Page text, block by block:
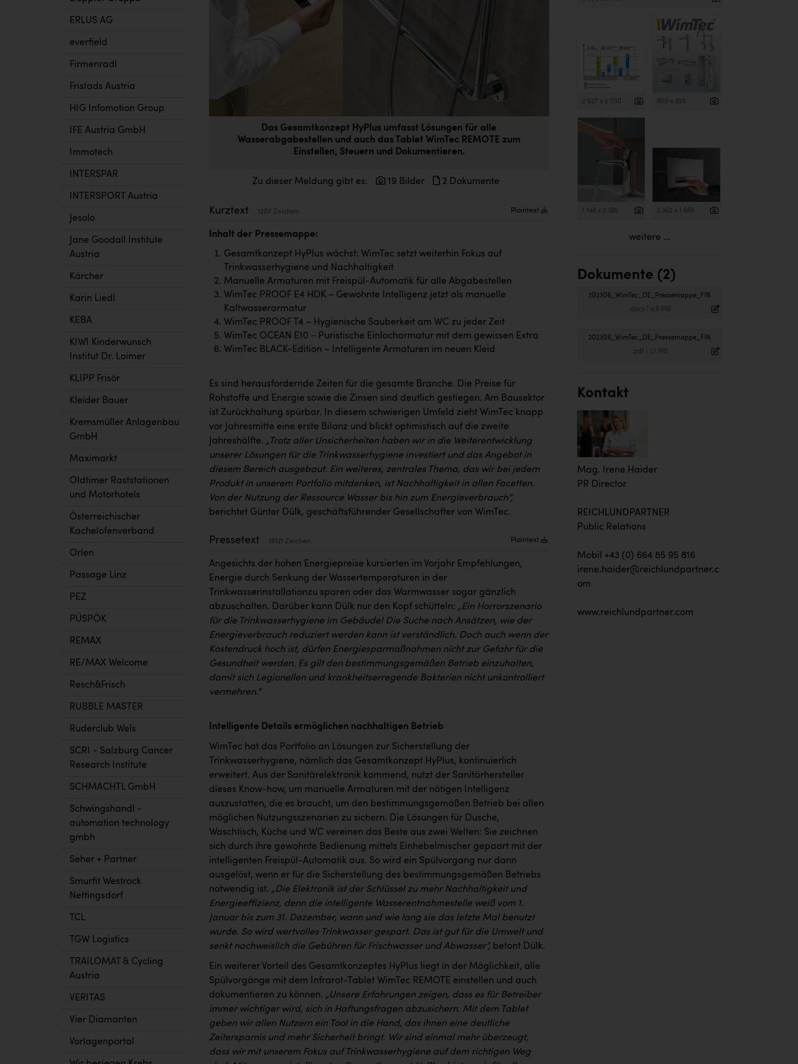
ERLUS AG
everfield
Firmenradl
Fristads Austria
HIG Infomotion Group
IFE Austria GmbH
Immotech
INTERSPAR
INTERSPORT Austria
Jesolo
Jane Goodall Institute
Austria
Kärcher
Karin Liedl
KEBA
KIWI Kinderwunsch
Institut Dr. Loimer
KLIPP Frisör
Kleider Bauer
Kremsmüller Anlagenbau
GmbH
Maximarkt
Oldtimer Raststationen
und Motorhotels
Österreichischer
Kachelofenverband
Orlen
Passage Linz
PEZ
PÜSPÖK
REMAX
RE/MAX Welcome
Resch&Frisch
RUBBLE MASTER
Ruderclub Wels
SCRI - Salzburg Cancer
Research Institute
SCHMACHTL GmbH
Schwingshandl -
automation technology
gmbh
Seher + Partner
Smurfit Westrock
Nettingsdorf
TCL
TGW Logistics
TRAILOMAT & Cycling
Austria
VERITAS
Vier Diamanten
Vorlagenportal
Das Gesamtkonzept HyPlus umfasst Lösungen für alle
Wasserabgabestellen und auch das Tablet WimTec REMOTE zum
Einstellen, Steuern und Dokumentieren.
Zu dieser Meldung gibt es: 19 Bilder 2 Dokumente
Kurztext 1207 Zeichen Plaintext
Inhalt der Pressemappe:
Gesamtkonzept HyPlus wächst: WimTec setzt weiterhin Fokus auf
Trinkwasserhygiene und Nachhaltigkeit
Manuelle Armaturen mit Freispül-Automatik für alle Abgabestellen
WimTec PROOF E4 HDK – Gewohnte Intelligenz jetzt als manuelle
Kaltwasserarmatur
WimTec PROOF T4 – Hygienische Sauberkeit am WC zu jeder Zeit
WimTec OCEAN E10 – Puristische Einlocharmatur mit dem gewissen Extra
WimTec BLACK-Edition – Intelligente Armaturen im neuen Kleid
Es sind herausfordernde Zeiten für die gesamte Branche. Die Preise für
Rohstoffe und Energie sowie die Zinsen sind deutlich gestiegen. Am Bausektor
ist Zurückhaltung spürbar. In diesem schwierigen Umfeld zieht WimTec knapp
vor Jahresmitte eine erste Bilanz und blickt optimistisch auf die zweite
Jahreshälfte. „Trotz aller Unsicherheiten haben wir in die Weiterentwicklung
unserer Lösungen für die Trinkwasserhygiene investiert und das Angebot in
diesem Bereich ausgebaut. Ein weiteres, zentrales Thema, das wir bei jedem
Produkt in unserem Portfolio mitdenken, ist Nachhaltigkeit in allen Facetten.
Von der Nutzung der Ressource Wasser bis hin zum Energieverbrauch“,
berichtet Günter Dülk, geschäftsführender Gesellschafter von WimTec.
Pressetext 18121 Zeichen Plaintext
Angesichts der hohen Energiepreise kursierten im Vorjahr Empfehlungen,
Energie durch Senkung der Wassertemperaturen in der
Trinkwasserinstallationzu sparen oder das Warmwasser sogar gänzlich
abzuschalten. Darüber kann Dülk nur den Kopf schütteln: „Ein Horrorszenario
für die Trinkwasserhygiene im Gebäude! Die Suche nach Ansätzen, wie der
Energieverbrauch reduziert werden kann ist verständlich. Doch auch wenn der
Kostendruck hoch ist, dürfen Energiesparmaßnahmen nicht zur Gefahr für die
Gesundheit werden. Es gilt den bestimmungsgemäßen Betrieb einzuhalten,
damit sich Legionellen und krankheitserregende Bakterien nicht unkontrolliert
vermehren.“
Intelligente Details ermöglichen nachhaltigen Betrieb
WimTec hat das Portfolio an Lösungen zur Sicherstellung der
Trinkwasserhygiene, nämlich das Gesamtkonzept HyPlus, kontinuierlich
erweitert. Aus der Sanitärelektronik kommend, nutzt der Sanitärhersteller
dieses Know-how, um manuelle Armaturen mit der nötigen Intelligenz
auszustatten, die es braucht, um den bestimmungsgemäßen Betrieb bei allen
möglichen Nutzungsszenarien zu sichern. Die Lösungen für Dusche,
Waschtisch, Küche und WC vereinen das Beste aus zwei Welten: Sie zeichnen
sich durch ihre gewohnte Bedienung mittels Einhebelmischer gepaart mit der
intelligenten Freispül-Automatik aus. So wird ein Spülvorgang nur dann
ausgelöst, wenn er für die Sicherstellung des bestimmungsgemäßen Betriebs
notwendig ist. „Die Elektronik ist der Schlüssel zu mehr Nachhaltigkeit und
Energieeffizienz, denn die intelligente Wasserentnahmestelle weiß vom 1.
Januar bis zum 31. Dezember, wann und wie lang sie das letzte Mal benutzt
wurde. So wird wertvolles Trinkwasser gespart. Das ist gut für die Umwelt und
senkt nachweislich die Gebühren für Frischwasser und Abwasser“, betont Dülk.
Ein weiterer Vorteil des Gesamtkonzeptes HyPlus liegt in der Möglichkeit, alle
Spülvorgänge mit dem Infrarot-Tablet WimTec REMOTE einstellen und auch
dokumentieren zu können. „Unsere Erfahrungen zeigen, dass es für Betreiber
immer wichtiger wird, sich in Haftungsfragen abzusichern. Mit dem Tablet
geben wir allen Nutzern ein Tool in die Hand, das ihnen eine deutliche
Zeitersparnis und mehr Sicherheit bringt. Wir sind einmal mehr überzeugt,
dass wir mit unserem Fokus auf Trinkwasserhygiene auf dem richtigen Weg
2 627 x 2 030 800 x 929
1 748 x 2 185 2 362 x 1 889
weitere ...
Dokumente (2)
202306_WimTec_DE_Pressemappe_FIN
.docx| 4,6 MB
202306_WimTec_DE_Pressemappe_FIN
.pdf 1,1 MB
Kontakt
Mag. Irene Haider
PR Director
REICHLUNDPARTNER
Public Relations
Mobil +43 (0) 664 85 95 816
irene.haider@reichlundpartner.c
om
www.reichlundpartner.com